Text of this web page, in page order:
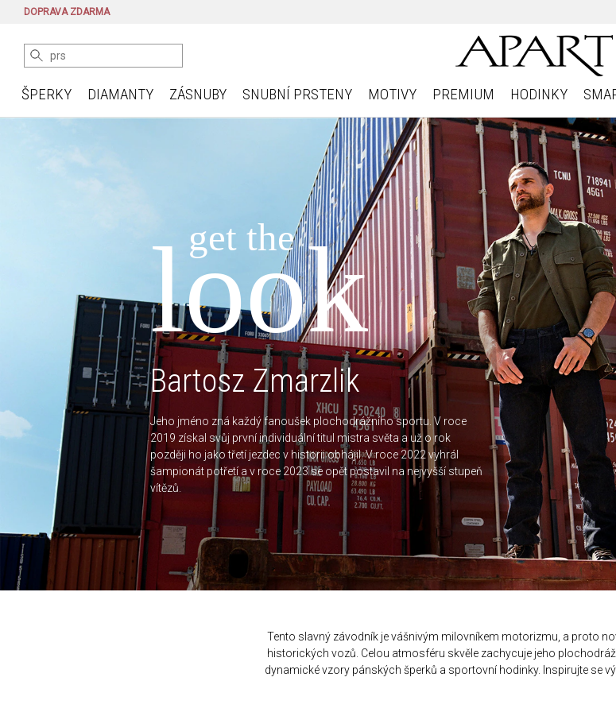
DOPRAVA ZDARMA
ŠPERKY DIAMANTY ZÁSNUBY SNUBNÍ PRSTENY MOTIVY PREMIUM HODINKY
Bartosz Zmarzlik
Jeho jméno zná každý fanoušek plochodrážního sportu. V roce
2019 získal svůj první individuální titul mistra světa a už o rok
později ho jako třetí jezdec v historii obhájil. V roce 2022 vyhrál
šampionát potřetí a v roce 2023 se opět postavil na nejvyšší stupeň
vítězů.
Tento slavný závodník je vášnivým milovníkem motorizmu, a proto
historických vozů. Celou atmosféru skvěle zachycuje jeho
dynamické vzory pánských šperků a sportovní hodinky. Inspirujte se